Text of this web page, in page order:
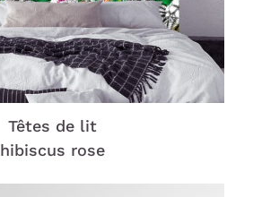
Têtes de lit
hibiscus rose